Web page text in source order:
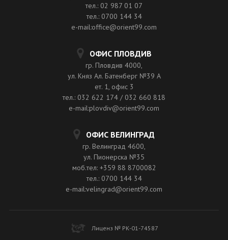
тел.: 02 987 01 07
тел.: 0700 144 34
e-mail:office@orient99.com
ОФИС ПЛОВДИВ
гр. Пловдив 4000,
ул. Княз Ал. Батенберг №39 A
ет. 1, офис 3
тел.: 032 622 174 / 032 660 818
e-mail:plovdiv@orient99.com
ОФИС ВЕЛИНГРАД
гр. Велинград 4600,
ул. Пионерска №35
моб.тел: +359 88 8700082
тел.: 0700 144 34
e-mail:velingrad@orient99.com
Лиценз № РК-01-74587